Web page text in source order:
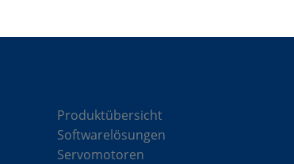
Produktübersicht
Softwarelösungen
Servomotoren